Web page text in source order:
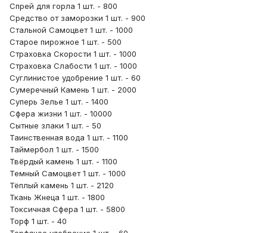
Спрей для горла 1 шт. - 800
Средство от заморозки 1 шт. - 900
Стальной Самоцвет 1 шт. - 1000
Старое пирожное 1 шт. - 500
Страховка Скорости 1 шт. - 1000
Страховка Слабости 1 шт. - 1000
Суглинистое удобрение 1 шт. - 60
Сумеречный Камень 1 шт. - 2000
Суперь Зелье 1 шт. - 1400
Сфера жизни 1 шт. - 10000
Сытные злаки 1 шт. - 50
Таинственная вода 1 шт. - 1100
Таймербол 1 шт. - 1500
Твёрдый камень 1 шт. - 1100
Темный Самоцвет 1 шт. - 1000
Тёплый камень 1 шт. - 2120
Ткань Жнеца 1 шт. - 1800
Токсичная Сфера 1 шт. - 5800
Торф 1 шт. - 40